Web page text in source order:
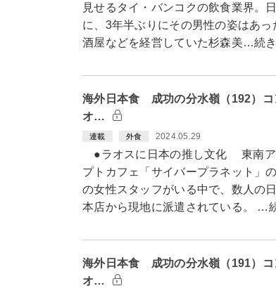
見せるタイ・バンコクの飲食業界。
に、3年半ぶりにその男性の姿はあ
酒屋などを経営していた杉森美…続
海外日本食 成功の分水嶺（192）コ
オ…
連載 外食 2024.05.29
●ラオスに日本の推し文化 東南ア
プトカフェ「サイバープラネット」
の女性スタッフがいる中で、数人の
本店から現地に派遣されている。 …
海外日本食 成功の分水嶺（191）コ
オ…